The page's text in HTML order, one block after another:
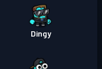
Dingy